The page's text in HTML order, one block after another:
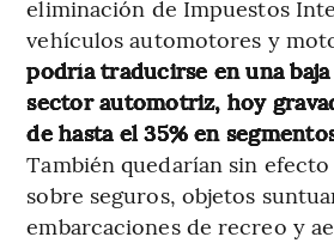
eliminación de Impuestos
vehículos automotores y
podría traducirse en una
sector automotriz, hoy
de hasta el 35% en
También quedarían sin
sobre seguros, objetos
embarcaciones de recreo y